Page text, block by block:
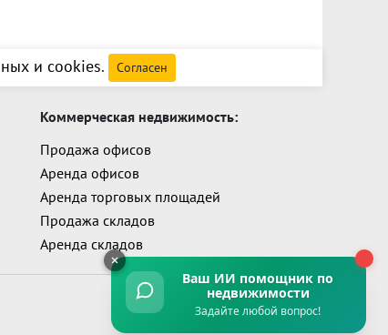
и cookies. Согласен
Коммерческая недвижимость:
Продажа офисов
Аренда офисов
Аренда торговых площадей
Продажа складов
Аренда складов
Ваш ИИ помощник по
недвижимости
Задайте любой вопрос!